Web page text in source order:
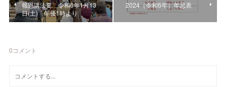
報恩講法要 令和6年1月13
日(土) 午後1時より
2024（令和6年）年忌表
0コメント